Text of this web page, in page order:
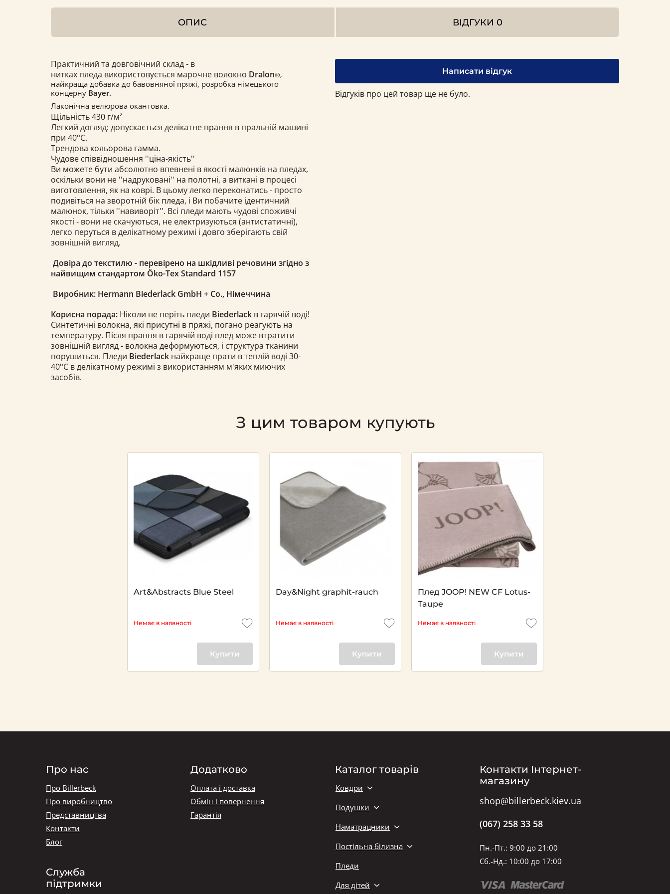
ОПИС ВІДГУКИ 0
Практичний та довговічний склад - в
нитках пледа використовується марочне волокно Dralon®,
найкраща добавка до бавовняної пряжі, розробка німецького
концерну Bayer.
Лаконічна велюрова окантовка.
Щільність 430 г/м²
Легкий догляд: допускається делікатне прання в пральній машині
при 40°С.
Трендова кольорова гамма.
Чудове співвідношення ''ціна-якість''
Ви можете бути абсолютно впевнені в якості малюнків на пледах,
оскільки вони не ''надруковані'' на полотні, а виткані в процесі
виготовлення, як на коврі. В цьому легко переконатись - просто
подивіться на зворотній бік пледа, і Ви побачите ідентичний
малюнок, тільки ''навиворіт''. Всі пледи мають чудові споживчі
якості - вони не скачуються, не електризуються (антистатичні),
легко перуться в делікатному режимі і довго зберігають свій
зовнішній вигляд.
Довіра до текстилю - перевірено на шкідливі речовини згідно з
найвищим стандартом Öko-Tex Standard 1157​
Виробник: Hermann Biederlack GmbH + Co., Німеччина
Корисна порада: Ніколи не періть пледи Biederlack в гарячій воді!
Синтетичні волокна, які присутні в пряжі, погано реагують на
температуру. Після прання в гарячій воді плед може втратити
зовнішній вигляд - волокна деформуються, і структура тканини
порушиться. Пледи Biederlack найкраще прати в теплій воді 30-
40°С в делікатному режимі з використанням м'яких миючих
засобів.
Написати відгук
Відгуків про цей товар ще не було.
З цим товаром купують
Art&Abstracts Blue Steel
Немає в наявності
Купити
Day&Night graphit-rauch
Немає в наявності
Купити
Плед JOOP! NEW CF Lotus-
Taupe
Немає в наявності
Купити
Каталог товарів
Ковдри
Подушки
Наматрацники
Постільна білизна
Пледи
Для дітей
Про нас
Про Billerbeck
Про виробництво
Представництва
Контакти
Блог
Служба
підтримки
Додатково
Оплата і доставка
Обмін і повернення
Гарантія
Контакти Інтернет-
магазину
shop@billerbeck.kiev.ua
(067) 258 33 58
Пн.-Пт.: 9:00 до 21:00
Сб.-Нд.: 10:00 до 17:00